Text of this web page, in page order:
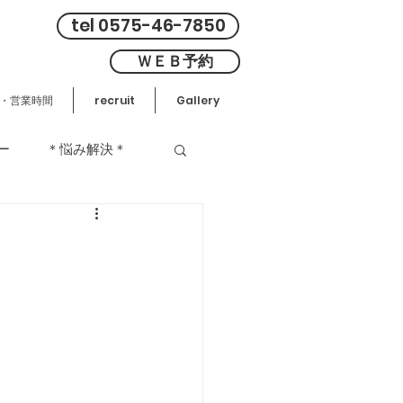
tel 0575-46-7850
ＷＥＢ予約
営業時間 recruit Gallery
＊悩み解決＊